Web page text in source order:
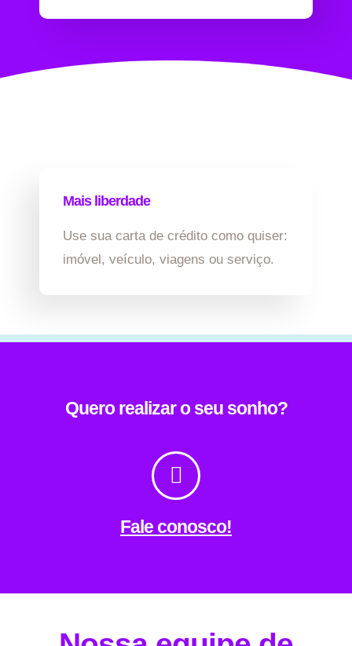
Mais liberdade
Use sua carta de crédito como quiser:
imóvel, veículo, viagens ou serviço.
Quero realizar o seu sonho?
Fale conosco!